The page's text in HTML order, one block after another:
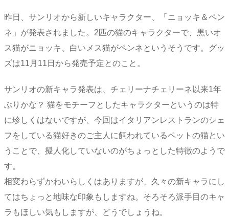
昨日、サンリオから新しいキャラクター、「ニョッキ＆ペン
ネ」が発表されました。2匹の猫のキャラクターで、黒いオ
ス猫がニョッキ、白いメス猫がペンネというそうです。グッ
ズは11月11日から発売予定とのこと。
サンリオの新キャラ発表は、チェリーナチェリーネ以来1年
ぶりかな？ 猫をモチーフとしたキャラクターというのは特
に珍しくはないですが、今回はイタリアンレストランのシェ
フをしている猫好きのご主人に飼われているペットの猫とい
うことで、擬人化していないのがちょっとした特徴のようで
す。
相変わらずかわいらしくはありますが、久々の新キャラにし
てはちょっと地味な印象もしますね。そろそろ派手目のキャ
ラもほしい気もしますが、どうでしょうね。